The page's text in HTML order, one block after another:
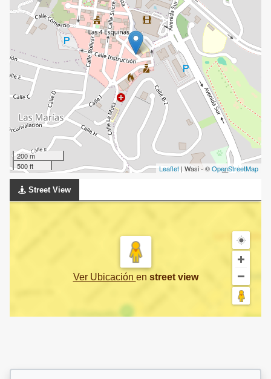
200 m
500 ft
Leaflet | Wasi - ©OpenStreetMap
Street View
Ver Ubicación en street view